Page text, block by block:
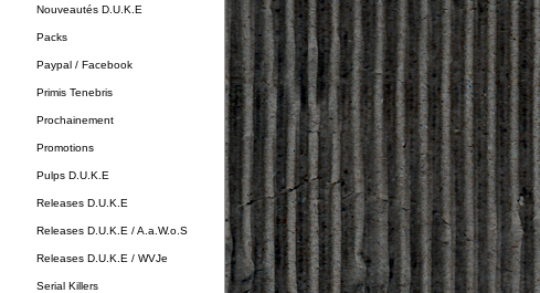
Nouveautés D.U.K.E
Packs
Paypal / Facebook
Primis Tenebris
Prochainement
Promotions
Pulps D.U.K.E
Releases D.U.K.E
Releases D.U.K.E / A.a.W.o.S
Releases D.U.K.E / WVJe
Serial Killers